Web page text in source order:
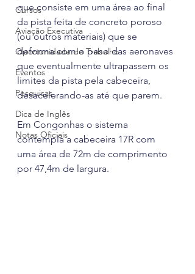
Cursos
Aviação Executiva
Oportunidade de Trabalho
Eventos
Pesquisas
Dica de Inglês
Notas Oficiais
que consiste em uma área ao final
da pista feita de concreto poroso
(ou outros materiais) que se
deforma com o peso das aeronaves
que eventualmente ultrapassem os
limites da pista pela cabeceira,
desacelerando-as até que parem.
Em Congonhas o sistema
contempla a cabeceira 17R com
uma área de 72m de comprimento
por 47,4m de largura.